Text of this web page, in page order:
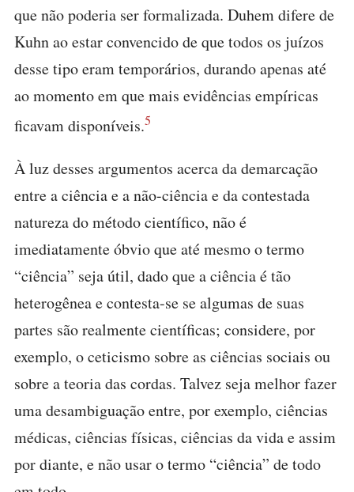
que não poderia ser formalizada. Duhem difere de
Kuhn ao estar convencido de que todos os juízos
desse tipo eram temporários, durando apenas até
ao momento em que mais evidências empíricas
ficavam disponíveis.5
À luz desses argumentos acerca da demarcação
entre a ciência e a não-ciência e da contestada
natureza do método científico, não é
imediatamente óbvio que até mesmo o termo
“ciência” seja útil, dado que a ciência é tão
heterogênea e contesta-se se algumas de suas
partes são realmente científicas; considere, por
exemplo, o ceticismo sobre as ciências sociais ou
sobre a teoria das cordas. Talvez seja melhor fazer
uma desambiguação entre, por exemplo, ciências
médicas, ciências físicas, ciências da vida e assim
por diante, e não usar o termo “ciência” de todo